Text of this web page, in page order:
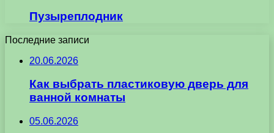
Пузыреплодник
Последние записи
20.06.2026
Как выбрать пластиковую дверь для
ванной комнаты
05.06.2026